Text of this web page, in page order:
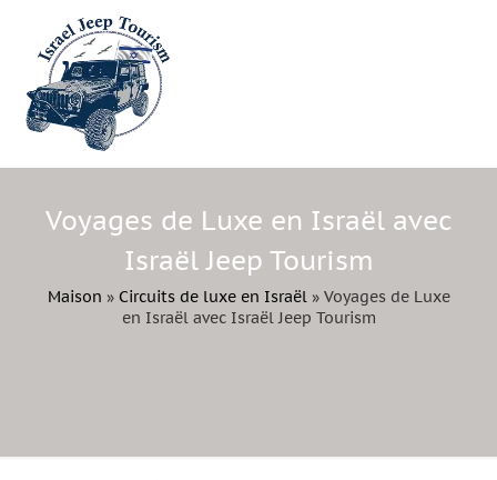
Voyages de Luxe en Israël avec
Israël Jeep Tourism
Maison » Circuits de luxe en Israël» Voyages de Luxe
en Israël avec Israël Jeep Tourism